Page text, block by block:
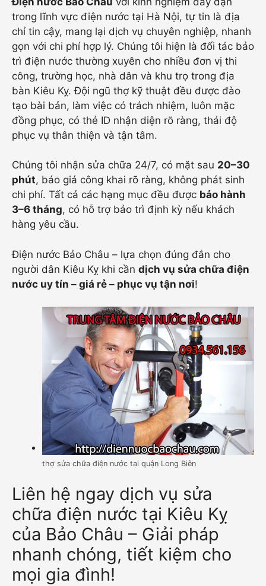
trong lĩnh vực điện nước tại Hà Nội, tự tin là địa
chỉ tin cậy, mang lại dịch vụ chuyên nghiệp, nhanh
gọn với chi phí hợp lý. Chúng tôi hiện là đối tác bảo
trì điện nước thường xuyên cho nhiều đơn vị thi
công, trường học, nhà dân và khu trọ trong địa
bàn Kiêu Kỵ. Đội ngũ thợ kỹ thuật đều được đào
tạo bài bản, làm việc có trách nhiệm, luôn mặc
đồng phục, có thẻ ID nhận diện rõ ràng, thái độ
phục vụ thân thiện và tận tâm.
Chúng tôi nhận sửa chữa 24/7, có mặt sau 20–30
phút, báo giá công khai rõ ràng, không phát sinh
chi phí. Tất cả các hạng mục đều được bảo hành
3–6 tháng, có hỗ trợ bảo trì định kỳ nếu khách
hàng yêu cầu.
Điện nước Bảo Châu – lựa chọn đúng đắn cho
người dân Kiêu Kỵ khi cần dịch vụ sửa chữa điện
nước uy tín – giá rẻ – phục vụ tận nơi!
thợ sửa chữa điện nước tại quận Long Biên
Liên hệ ngay dịch vụ sửa
chữa điện nước tại Kiêu Kỵ
của Bảo Châu – Giải pháp
nhanh chóng, tiết kiệm cho
mọi gia đình!